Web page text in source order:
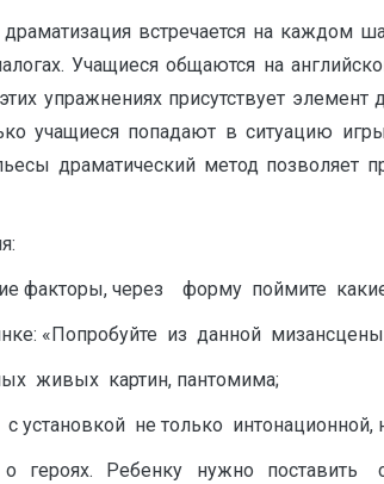
драматизация встречается на
Учащиеся общаются на
упражнениях присутствует элемент
учащиеся попадают в ситуацию
драматический метод позволяет
факторы, через форму поймите
«Попробуйте из данной
живых картин, пантомима;
установкой не только интонационной,
героях. Ребенку нужно